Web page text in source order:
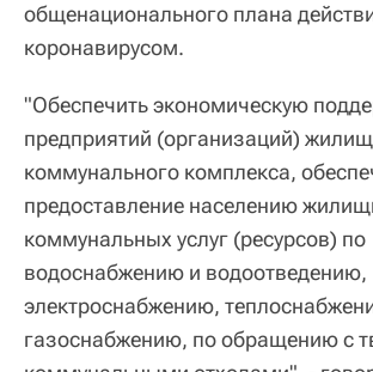
общенационального плана
коронавирусом.
"Обеспечить экономическую
предприятий (организаций)
коммунального комплекса,
предоставление населению
коммунальных услуг (ресурсов) по
водоснабжению и водоотведению,
электроснабжению,
газоснабжению, по обращению с